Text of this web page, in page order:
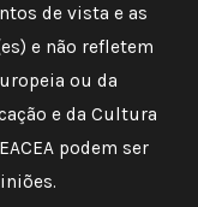
de vista e as
e não refletem
ou da
e da Cultura
podem ser